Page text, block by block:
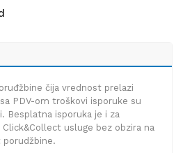
čija vrednost prelazi
PDV-om troškovi isporuke su
Besplatna isporuka je i za
Click&Collect usluge bez obzira na